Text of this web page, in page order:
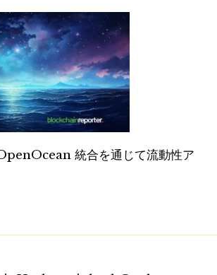
統合を通じて流動性ア